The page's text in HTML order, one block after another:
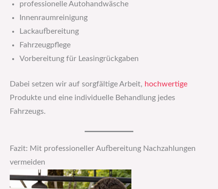
professionelle Autohandwäsche
Innenraumreinigung
Lackaufbereitung
Fahrzeugpflege
Vorbereitung für Leasingrückgaben
Dabei setzen wir auf sorgfältige Arbeit, hochwertige
Produkte und eine individuelle Behandlung jedes
Fahrzeugs.
Fazit: Mit professioneller Aufbereitung Nachzahlungen
vermeiden